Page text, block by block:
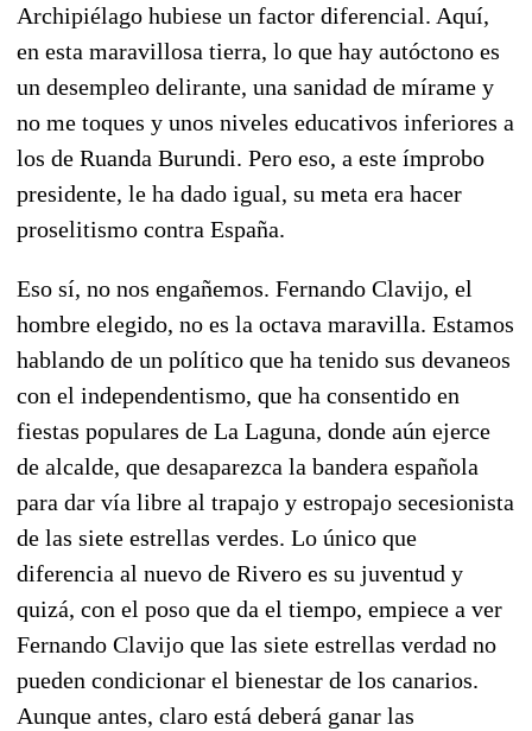
Archipiélago hubiese un factor diferencial. Aquí,
en esta maravillosa tierra, lo que hay autóctono es
un desempleo delirante, una sanidad de mírame y
no me toques y unos niveles educativos inferiores a
los de Ruanda Burundi. Pero eso, a este ímprobo
presidente, le ha dado igual, su meta era hacer
proselitismo contra España.
Eso sí, no nos engañemos. Fernando Clavijo, el
hombre elegido, no es la octava maravilla. Estamos
hablando de un político que ha tenido sus devaneos
con el independentismo, que ha consentido en
fiestas populares de La Laguna, donde aún ejerce
de alcalde, que desaparezca la bandera española
para dar vía libre al trapajo y estropajo secesionista
de las siete estrellas verdes. Lo único que
diferencia al nuevo de Rivero es su juventud y
quizá, con el poso que da el tiempo, empiece a ver
Fernando Clavijo que las siete estrellas verdad no
pueden condicionar el bienestar de los canarios.
Aunque antes, claro está deberá ganar las